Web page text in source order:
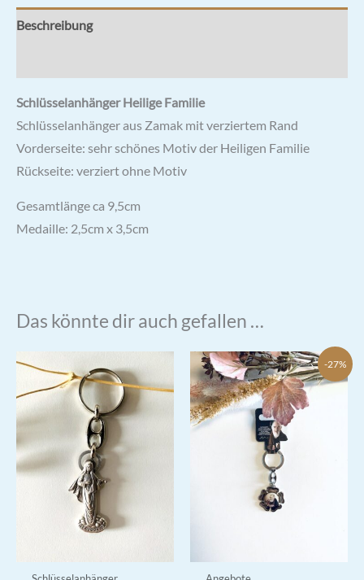
Beschreibung
Schlüsselanhänger Heilige Familie
Schlüsselanhänger aus Zamak mit verziertem Rand
Vorderseite: sehr schönes Motiv der Heiligen Familie
Rückseite: verziert ohne Motiv
Gesamtlänge ca 9,5cm
Medaille: 2,5cm x 3,5cm
Das könnte dir auch gefallen …
-27%